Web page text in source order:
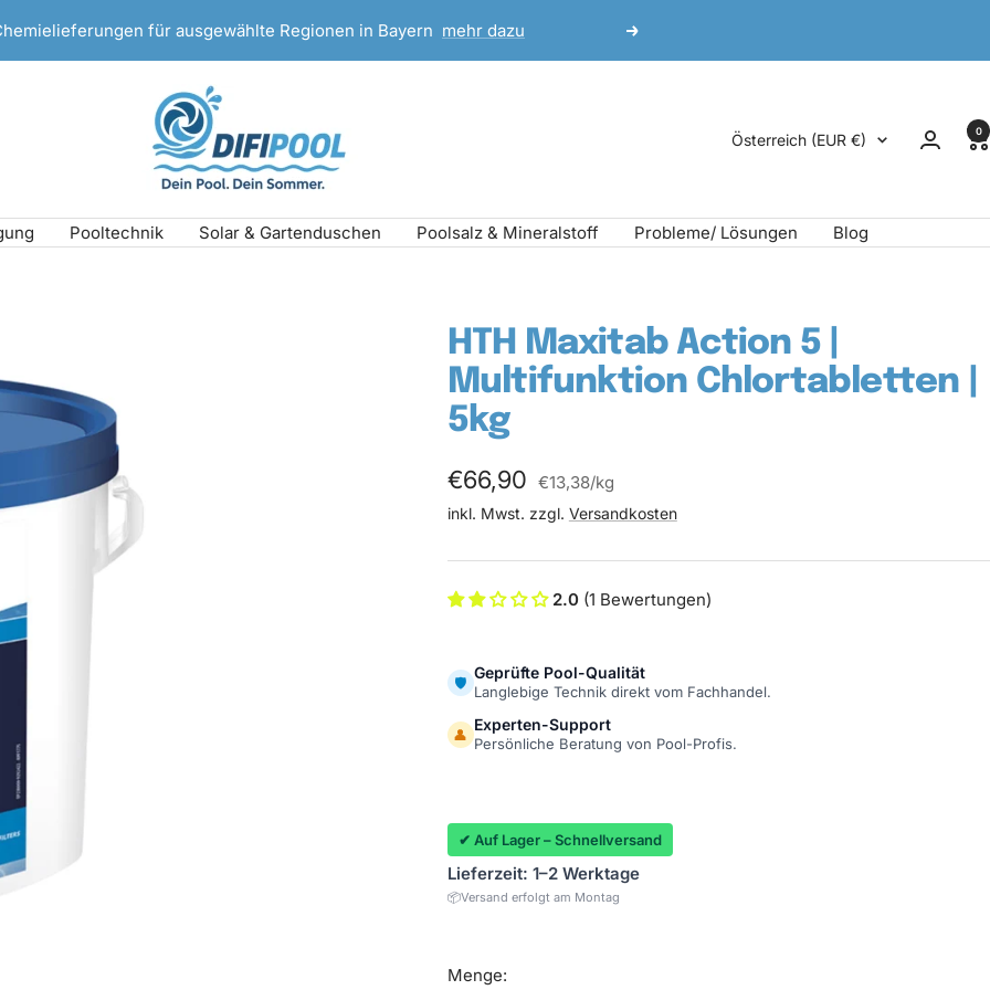
für ausgewählte Regionen in Bayern mehr dazu Weiter
Land/Region
Österreich (EUR €) 0
Pooltechnik Solar & Gartenduschen Poolsalz & Mineralstoff Probleme/ Lösungen Blog
HTH Maxitab Action 5 |
Multifunktion Chlortabletten |
5kg
Angebotspreis
€66,90 €13,38/kg
inkl. Mwst. zzgl. Versandkosten
2.0(1 Bewertungen)
🛡️
Geprüfte Pool-Qualität
Langlebige Technik direkt vom Fachhandel.
👤
Experten-Support
Persönliche Beratung von Pool-Profis.
✔ Auf Lager – Schnellversand
Lieferzeit: 1–2 Werktage
📦Versand erfolgt am Montag
Menge: